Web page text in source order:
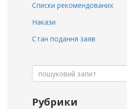
Списки рекомендованих
Накази
Стан подання заяв
Search
for:
Рубрики